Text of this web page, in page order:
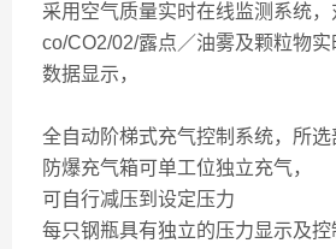
采用空气质量实时在线监测系统
co/CO2/02/露点／油雾及颗粒物
数据显示，
全自动阶梯式充气控制系统，所
防爆充气箱可单工位独立充气，
可自行减压到设定压力
每只钢瓶具有独立的压力显示及控